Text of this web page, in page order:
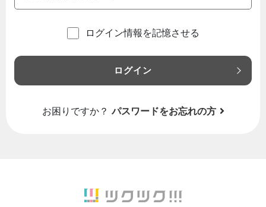
ログイン情報を記憶させる
ログイン
お困りですか？ パスワードをお忘れの方